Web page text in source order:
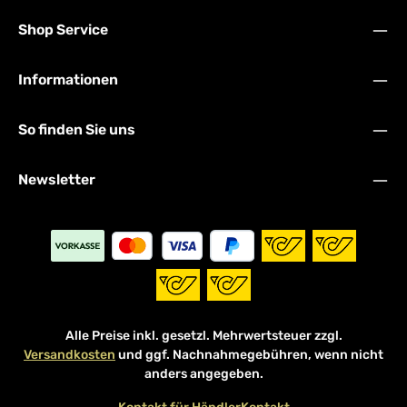
Shop Service
Informationen
So finden Sie uns
Newsletter
Alle Preise inkl. gesetzl. Mehrwertsteuer zzgl.
Versandkosten und ggf. Nachnahmegebühren, wenn nicht
anders angegeben.